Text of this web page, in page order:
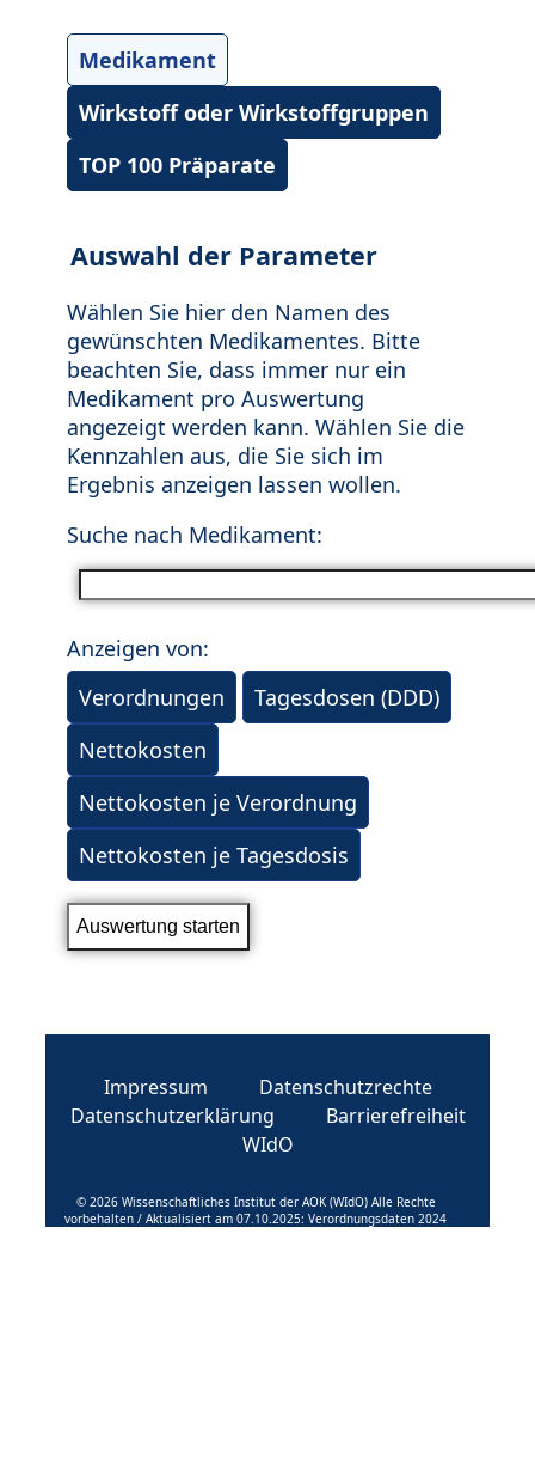
Medikament
Wirkstoff oder Wirkstoffgruppen
TOP 100 Präparate
Auswahl der Parameter
Wählen Sie hier den Namen des
gewünschten Medikamentes. Bitte
beachten Sie, dass immer nur ein
Medikament pro Auswertung
angezeigt werden kann. Wählen Sie die
Kennzahlen aus, die Sie sich im
Ergebnis anzeigen lassen wollen.
Suche nach Medikament:
Anzeigen von:
Verordnungen
Tagesdosen (DDD)
Nettokosten
Nettokosten je Verordnung
Nettokosten je Tagesdosis
Impressum
Datenschutzrechte
Datenschutzerklärung
Barrierefreiheit
WIdO
© 2026 Wissenschaftliches Institut der AOK (WIdO) Alle Rechte
vorbehalten / Aktualisiert am 07.10.2025: Verordnungsdaten 2024